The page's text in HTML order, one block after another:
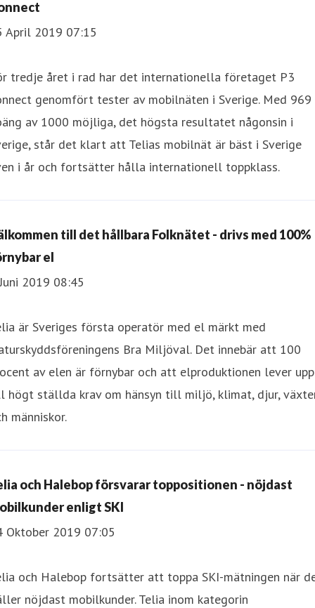
April 2019 07:15
tredje året i rad har det internationella företaget P3
genomfört tester av mobilnäten i Sverige. Med 969
av 1000 möjliga, det högsta resultatet någonsin i
står det klart att Telias mobilnät är bäst i Sverige
i år och fortsätter hålla internationell toppklass.
till det hållbara Folknätet - drivs med 100%
el
2019 08:45
är Sveriges första operatör med el märkt med
Bra Miljöval. Det innebär att 100
av elen är förnybar och att elproduktionen lever upp
högt ställda krav om hänsyn till miljö, klimat, djur,
människor.
och Halebop försvarar toppositionen - nöjdast
enligt SKI
Oktober 2019 07:05
och Halebop fortsätter att toppa SKI-mätningen när
nöjdast mobilkunder. Telia inom kategorin